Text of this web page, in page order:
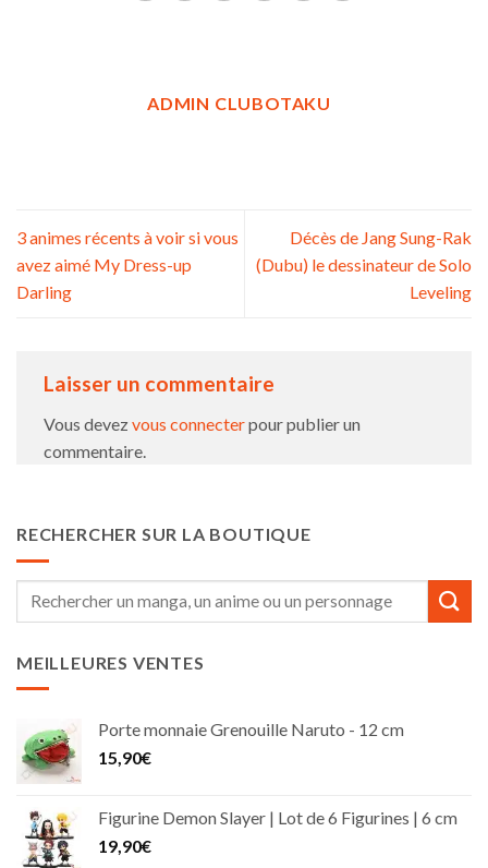
ADMIN CLUBOTAKU
3 animes récents à voir si vous
avez aimé My Dress-up
Darling
Décès de Jang Sung-Rak
(Dubu) le dessinateur de Solo
Leveling
Laisser un commentaire
Vous devezvous connecterpour publier un
commentaire.
RECHERCHER SUR LA BOUTIQUE
Recherche
MEILLEURES VENTES
Porte monnaie Grenouille Naruto - 12 cm
15,90€
Figurine Demon Slayer | Lot de 6 Figurines | 6 cm
19,90€